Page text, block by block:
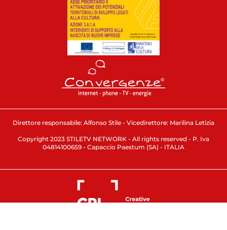
Direttore responsabile: Alfonso Stile - Vicedirettore: Marilina Letizia
Copyright 2023 STILETV NETWORK - All rights reserved - P. Iva
04814100659 - Capaccio Paestum (SA) - ITALIA